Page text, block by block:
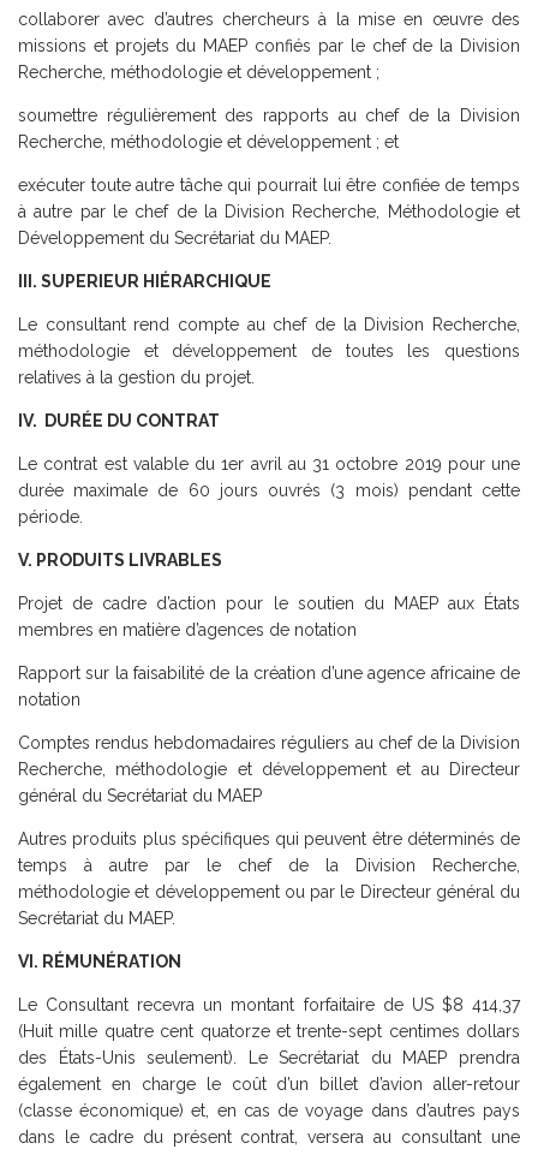
collaborer avec d’autres chercheurs à la mise en œuvre des
missions et projets du MAEP confiés par le chef de la Division
Recherche, méthodologie et développement ;
soumettre régulièrement des rapports au chef de la Division
Recherche, méthodologie et développement ; et
exécuter toute autre tâche qui pourrait lui être confiée de temps
à autre par le chef de la Division Recherche, Méthodologie et
Développement du Secrétariat du MAEP.
III. SUPERIEUR HIÉRARCHIQUE
Le consultant rend compte au chef de la Division Recherche,
méthodologie et développement de toutes les questions
relatives à la gestion du projet.
IV. DURÉE DU CONTRAT
Le contrat est valable du 1er avril au 31 octobre 2019 pour une
durée maximale de 60 jours ouvrés (3 mois) pendant cette
période.
V. PRODUITS LIVRABLES
Projet de cadre d’action pour le soutien du MAEP aux États
membres en matière d’agences de notation
Rapport sur la faisabilité de la création d’une agence africaine de
notation
Comptes rendus hebdomadaires réguliers au chef de la Division
Recherche, méthodologie et développement et au Directeur
général du Secrétariat du MAEP
Autres produits plus spécifiques qui peuvent être déterminés de
temps à autre par le chef de la Division Recherche,
méthodologie et développement ou par le Directeur général du
Secrétariat du MAEP.
VI. RÉMUNÉRATION
Le Consultant recevra un montant forfaitaire de US $8 414,37
(Huit mille quatre cent quatorze et trente-sept centimes dollars
des États-Unis seulement). Le Secrétariat du MAEP prendra
également en charge le coût d’un billet d’avion aller-retour
(classe économique) et, en cas de voyage dans d’autres pays
dans le cadre du présent contrat, versera au consultant une